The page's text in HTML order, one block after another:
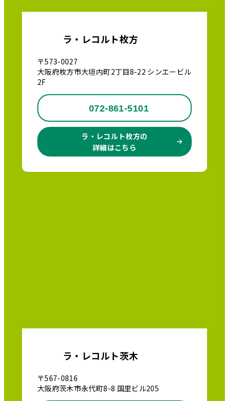
ラ・レコルト枚方
〒573-0027
大阪府枚方市大垣内町2丁目8-22 シンエービル
2F
072-861-5101
ラ・レコルト枚方の
詳細はこちら
ラ・レコルト茨木
〒567-0816
大阪府茨木市永代町8-8 国里ビル205